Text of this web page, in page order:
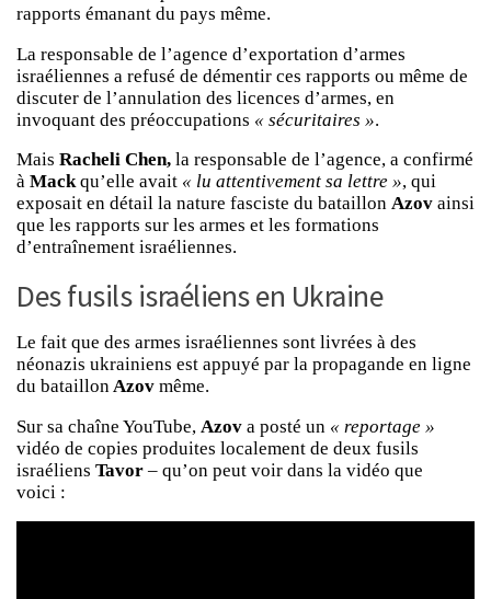
rapports émanant du pays même.
La responsable de l’agence d’exportation d’armes
israéliennes a refusé de démentir ces rapports ou même de
discuter de l’annulation des licences d’armes, en
invoquant des préoccupations « sécuritaires ».
Mais Racheli Chen, la responsable de l’agence, a confirmé
à Mackqu’elle avait « lu attentivement sa lettre », qui
exposait en détail la nature fasciste du bataillon Azov ainsi
que les rapports sur les armes et les formations
d’entraînement israéliennes.
Des fusils israéliens en Ukraine
Le fait que des armes israéliennes sont livrées à des
néonazis ukrainiens est appuyé par la propagande en ligne
du bataillonAzov même.
Sur sa chaîne YouTube, Azov a posté un « reportage »
vidéo de copies produites localement de deux fusils
israéliens Tavor – qu’on peut voir dans la vidéo que
voici :